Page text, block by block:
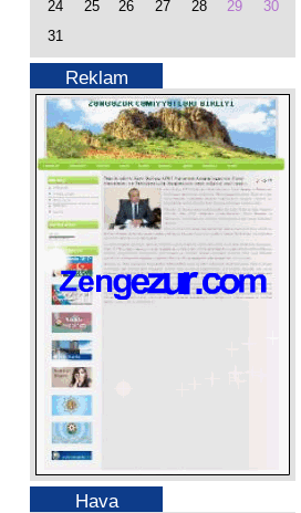
24
25 26 27 28 29
30
31
Reklam
Hava